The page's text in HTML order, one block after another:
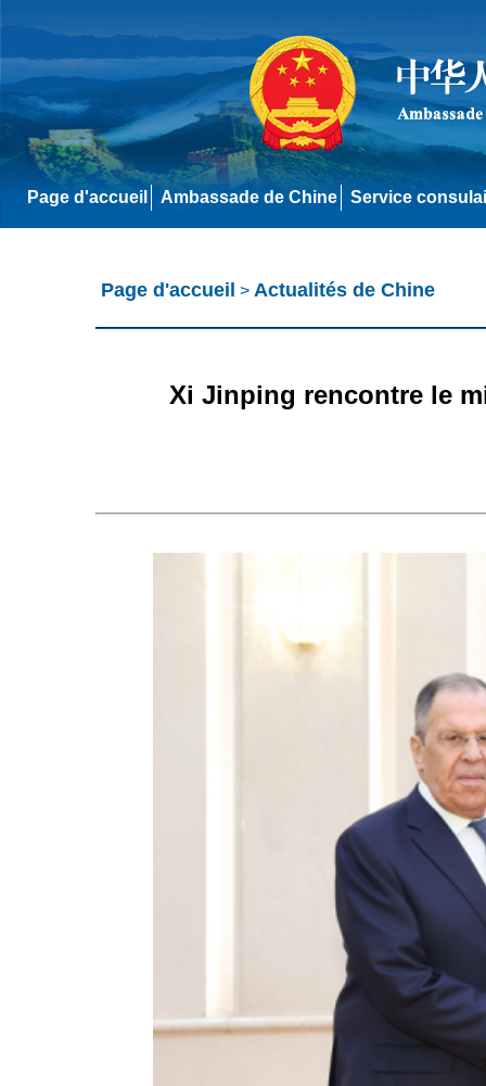
Page d'accueil Ambassade de Chine Service
Page d'accueil > Actualités de Chine
Xi Jinping rencontre le